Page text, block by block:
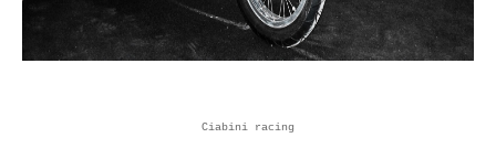
Ciabini racing